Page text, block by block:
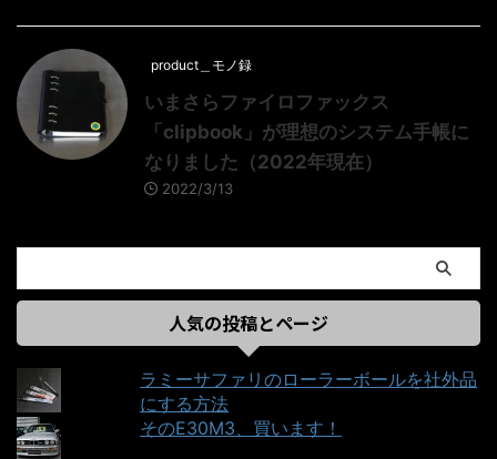
product＿モノ録
いまさらファイロファックス
「clipbook」が理想のシステム手帳に
なりました（2022年現在）
2022/3/13
人気の投稿とページ
ラミーサファリのローラーボールを社外品
にする方法
そのE30M3、買います！